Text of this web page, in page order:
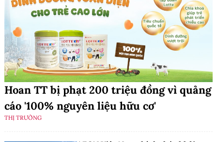
Hoan TT bị phạt 200 triệu đồng vì quảng
cáo '100% nguyên liệu hữu cơ'
THỊ TRƯỜNG